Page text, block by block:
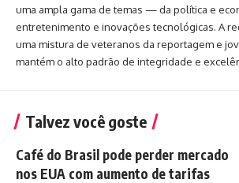
uma ampla gama de temas — da política e
entretenimento e inovações tecnológicas. A
uma mistura de veteranos da reportagem e
mantém o alto padrão de integridade e
Talvez você goste
Café do Brasil pode perder mercado
nos EUA com aumento de tarifas